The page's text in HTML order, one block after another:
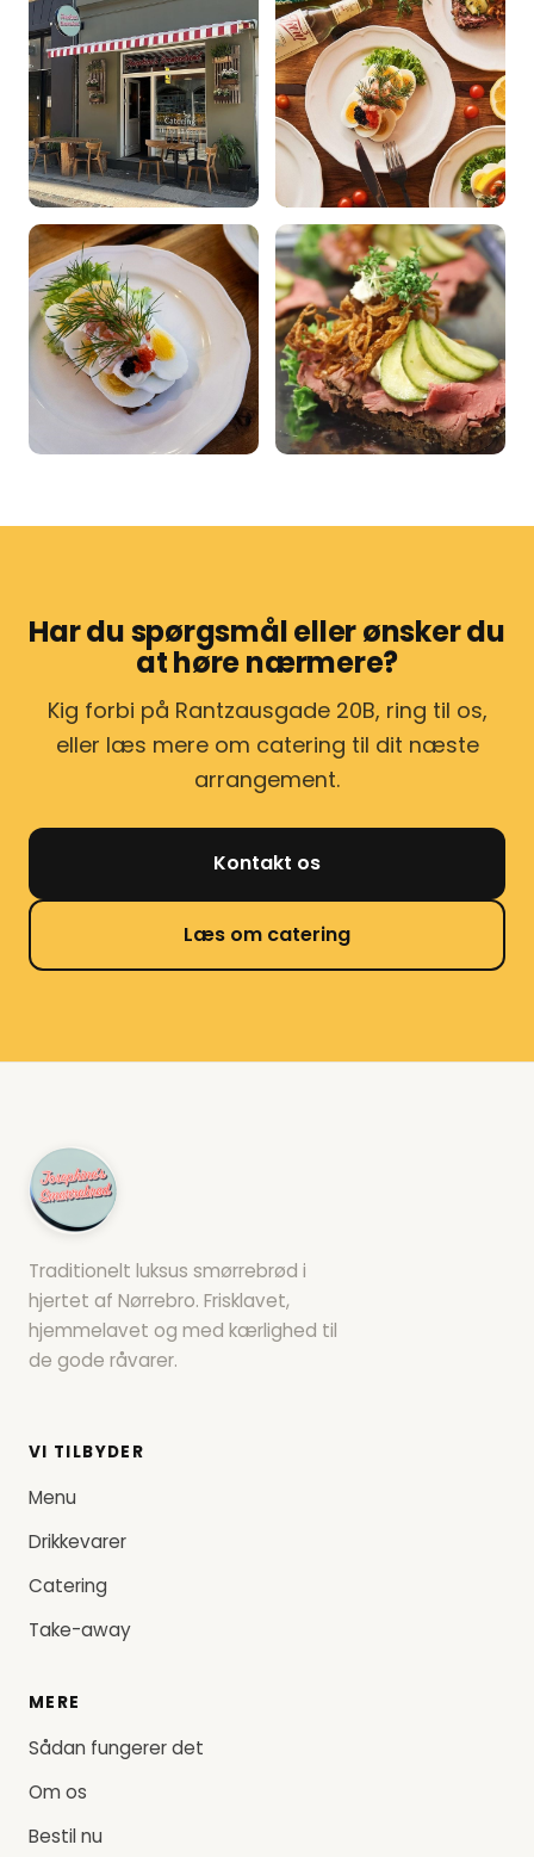
Har du spørgsmål eller ønsker du
at høre nærmere?
Kig forbi på Rantzausgade 20B, ring til os,
eller læs mere om catering til dit næste
arrangement.
Kontakt os
Læs om catering
Traditionelt luksus smørrebrød i
hjertet af Nørrebro. Frisklavet,
hjemmelavet og med kærlighed til
de gode råvarer.
VI TILBYDER
Menu
Drikkevarer
Catering
Take-away
MERE
Sådan fungerer det
Om os
Bestil nu